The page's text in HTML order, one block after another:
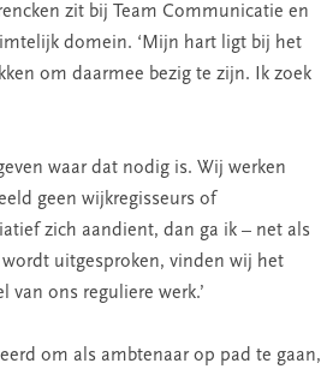
zit bij Team Communicatie en
domein. ‘Mijn hart ligt bij het
om daarmee bezig te zijn. Ik zoek
waar dat nodig is. Wij werken
geen wijkregisseurs of
zich aandient, dan ga ik – net als
uitgesproken, vinden wij het
ons reguliere werk.’
om als ambtenaar op pad te gaan,
‘Met een integrale aanpak
helpen’